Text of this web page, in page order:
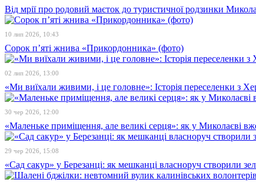
Від мрії про родовий маєток до туристичної родзинки
10 лип 2026, 10:43
Сорок п’яті жнива «Прикордонника» (фото)
02 лип 2026, 13:00
«Ми виїхали живими, і це головне»: Історія переселенки з
30 чер 2026, 12:00
«Маленьке приміщення, але великі серця»: як у Миколаєві
29 чер 2026, 15:08
«Сад сакур» у Березанці: як мешканці власноруч створили